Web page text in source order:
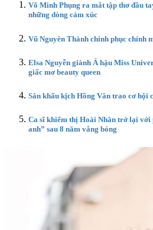
Võ Minh Phụng ra mắt tập thơ đầu
những dòng cảm xúc
Vũ Nguyên Thành chinh phục chính
Elsa Nguyễn giành Á hậu Miss
giấc mơ beauty queen
Sân khấu kịch Hồng Vân trao cơ hội
Ca sĩ khiếm thị Hoài Nhân trở lại với
anh” sau 8 năm vắng bóng